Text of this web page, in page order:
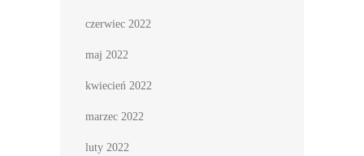
czerwiec 2022
maj 2022
kwiecień 2022
marzec 2022
luty 2022